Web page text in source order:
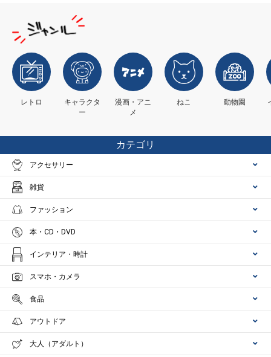
レトロ
キャラクタ
ー
漫画・アニ
メ
ねこ 動物園
カテゴリ
アクセサリー
雑貨
ファッション
本・CD・DVD
インテリア・時計
スマホ・カメラ
食品
アウトドア
大人（アダルト）